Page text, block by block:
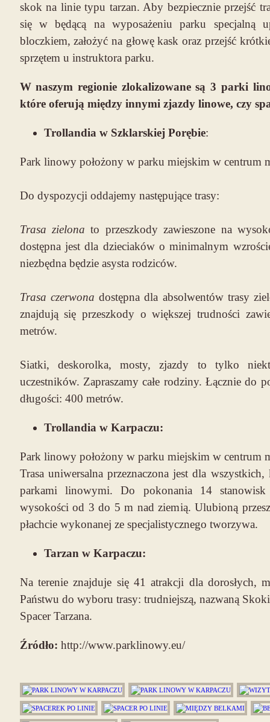
skok na linie typu tarzan. Aby bezpiecznie przejść
się w będącą na wyposażeniu parku specjalną
bloczkiem, założyć na głowę kask oraz przejść
sprzętem u instruktora parku.
W naszym regionie zlokalizowane są 3 parki
które oferują między innymi zjazdy linowe, czy
Trollandia w Szklarskiej Porębie:
Park linowy położony w parku miejskim w centrum
Do dyspozycji oddajemy następujące trasy:
Trasa zielona to przeszkody zawieszone na
dostępna jest dla dzieciaków o minimalnym
niezbędna będzie asysta rodziców.
Trasa czerwona dostępna dla absolwentów trasy
znajdują się przeszkody o większej trudności
metrów.
Siatki, deskorolka, mosty, zjazdy to tylko
uczestników. Zapraszamy całe rodziny. Łącznie do
długości: 400 metrów.
Trollandia w Karpaczu:
Park linowy położony w parku miejskim w centrum
Trasa uniwersalna przeznaczona jest dla
parkami linowymi. Do pokonania 14 stanowisk
wysokości od 3 do 5 m nad ziemią. Ulubioną
płachcie wykonanej ze specjalistycznego tworzywa.
Tarzan w Karpaczu:
Na terenie znajduje się 41 atrakcji dla dorosłych,
Państwu do wyboru trasy: trudniejszą, nazwaną
Spacer Tarzana.
Źródło: http://www.parklinowy.eu/